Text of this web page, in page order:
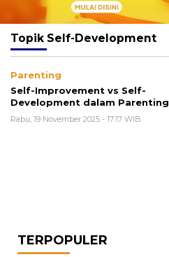
Topik Self-Development
Parenting
Self-Improvement vs Self-
Development dalam Parenting
Rabu, 19 November 2025 - 17:17 WIB
TERPOPULER